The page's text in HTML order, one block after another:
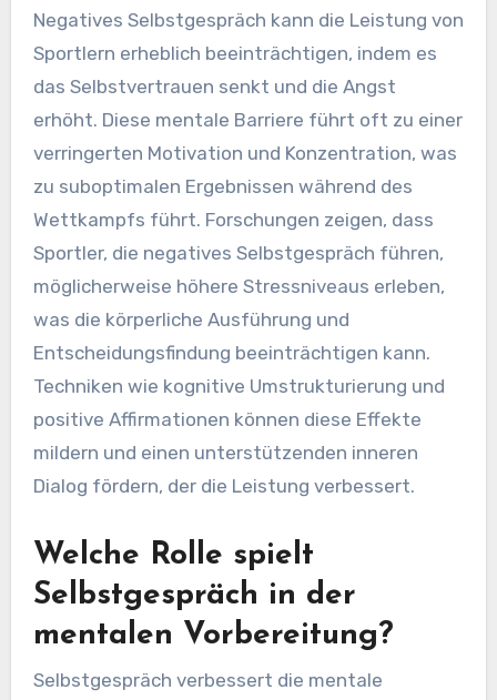
Negatives Selbstgespräch kann die Leistung von
Sportlern erheblich beeinträchtigen, indem es
das Selbstvertrauen senkt und die Angst
erhöht. Diese mentale Barriere führt oft zu einer
verringerten Motivation und Konzentration, was
zu suboptimalen Ergebnissen während des
Wettkampfs führt. Forschungen zeigen, dass
Sportler, die negatives Selbstgespräch führen,
möglicherweise höhere Stressniveaus erleben,
was die körperliche Ausführung und
Entscheidungsfindung beeinträchtigen kann.
Techniken wie kognitive Umstrukturierung und
positive Affirmationen können diese Effekte
mildern und einen unterstützenden inneren
Dialog fördern, der die Leistung verbessert.
Welche Rolle spielt
Selbstgespräch in der
mentalen Vorbereitung?
Selbstgespräch verbessert die mentale